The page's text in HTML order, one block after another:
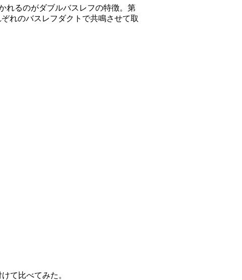
れるのがダブルバスレフの特徴。第
れのバスレフダクトで共鳴させて取
て比べてみた。